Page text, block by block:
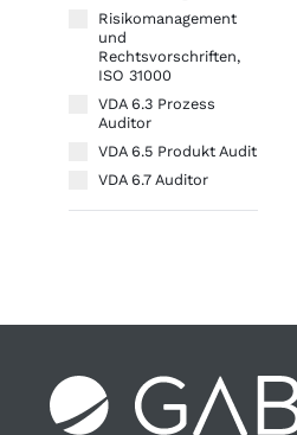
Risikomanagement
und
Rechtsvorschriften,
ISO 31000
VDA 6.3 Prozess
Auditor
VDA 6.5 Produkt Audit
VDA 6.7 Auditor